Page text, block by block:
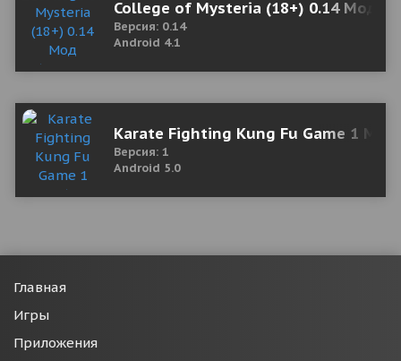
College of Mysteria (18+) 0.14 Мод
Версия: 0.14
Android 4.1
Karate Fighting Kung Fu Game 1
Версия: 1
Android 5.0
Главная
Игры
Приложения